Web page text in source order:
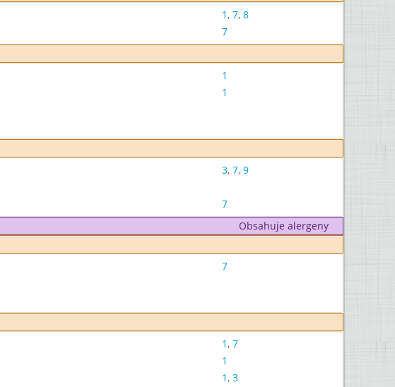
1, 7, 8
7
1
1
3, 7, 9
7
Obsahuje alergeny
7
1, 7
1
1, 3